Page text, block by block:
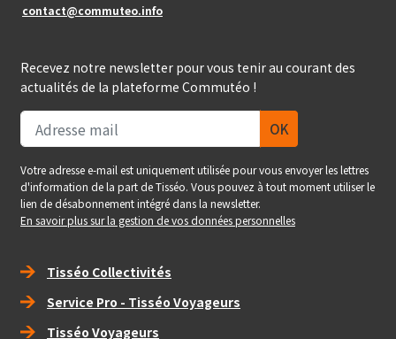
contact@commuteo.info
Recevez notre newsletter pour vous tenir au courant des
actualités de la plateforme Commutéo !
Votre adresse e-mail est uniquement utilisée pour vous envoyer les lettres
d'information de la part de Tisséo. Vous pouvez à tout moment utiliser le
lien de désabonnement intégré dans la newsletter.
En savoir plus sur la gestion de vos données personnelles
Right_footer
Tisséo Collectivités
Service Pro - Tisséo Voyageurs
Tisséo Voyageurs